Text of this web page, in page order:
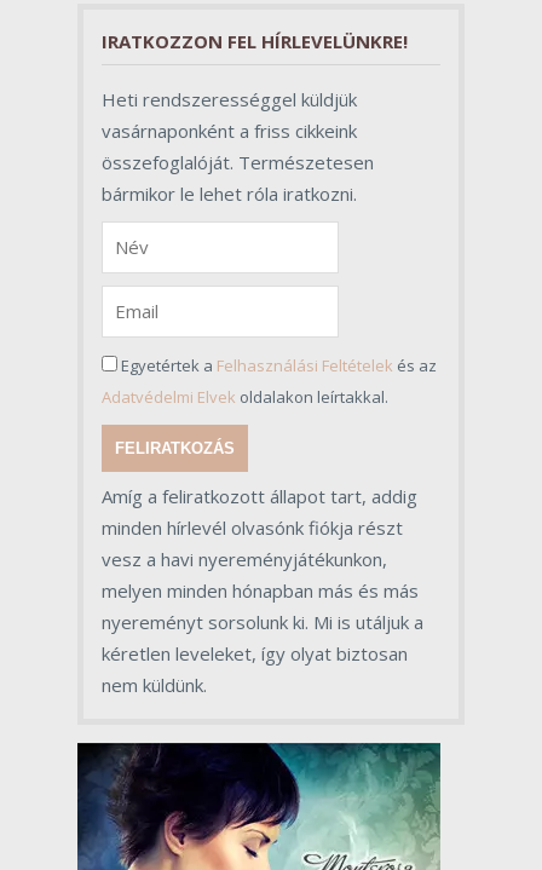
IRATKOZZON FEL HÍRLEVELÜNKRE!
Heti rendszerességgel küldjük
vasárnaponként a friss cikkeink
összefoglalóját. Természetesen
bármikor le lehet róla iratkozni.
Egyetértek a Felhasználási Feltételek és az
Adatvédelmi Elvek oldalakon leírtakkal.
FELIRATKOZÁS
Amíg a feliratkozott állapot tart, addig
minden hírlevél olvasónk fiókja részt
vesz a havi nyereményjátékunkon,
melyen minden hónapban más és más
nyereményt sorsolunk ki. Mi is utáljuk a
kéretlen leveleket, így olyat biztosan
nem küldünk.